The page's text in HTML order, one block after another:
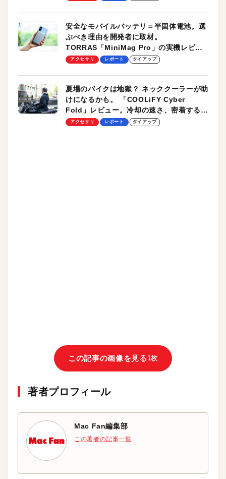
安全なモバイルバッテリ＝半固体電池。選
ぶべき理由を開発者に取材。
TORRAS「MiniMag Pro」の実機レビュ
ーも
アクセサリ レポート タイアップ
夏場のバイクは地獄？ ネッククーラーが助
けになるかも。 「COOLiFY Cyber
Fold」レビュー。冷却の速さ、密着する冷
却プレート、シンプルな操作性がグッド！
アクセサリ レポート タイアップ
この記事の画像を見る 1枚
著者プロフィール
Mac Fan編集部
この著者の記事一覧